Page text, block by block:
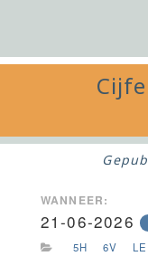
WANNEER:
21-06-2026
5H 6V